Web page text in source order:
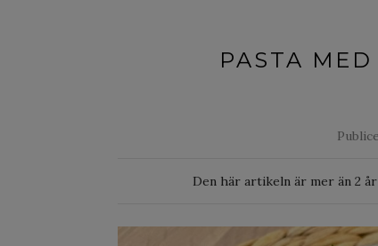
PASTA
Den här artikeln är mer än 2